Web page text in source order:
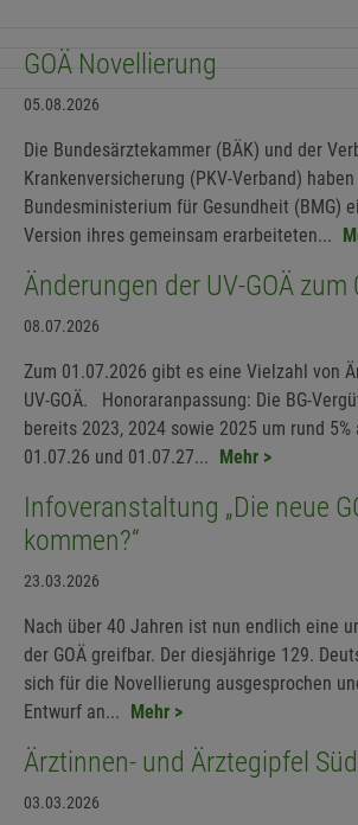
GOÄ Novellierung
05.08.2026
Die Bundesärztekammer (BÄK) und der
Krankenversicherung (PKV-Verband)
Bundesministerium für Gesundheit (BMG)
Version ihres gemeinsam erarbeiteten...
Änderungen der UV-GOÄ
08.07.2026
Zum 01.07.2026 gibt es eine Vielzahl von
UV-GOÄ. Honoraranpassung: Die BG-
bereits 2023, 2024 sowie 2025 um rund 5%
01.07.26 und 01.07.27... Mehr >
Infoveranstaltung „Die neue
kommen?“
23.03.2026
Nach über 40 Jahren ist nun endlich eine
der GOÄ greifbar. Der diesjährige 129.
sich für die Novellierung ausgesprochen
Entwurf an... Mehr >
Ärztinnen- und Ärztegipfel
03.03.2026